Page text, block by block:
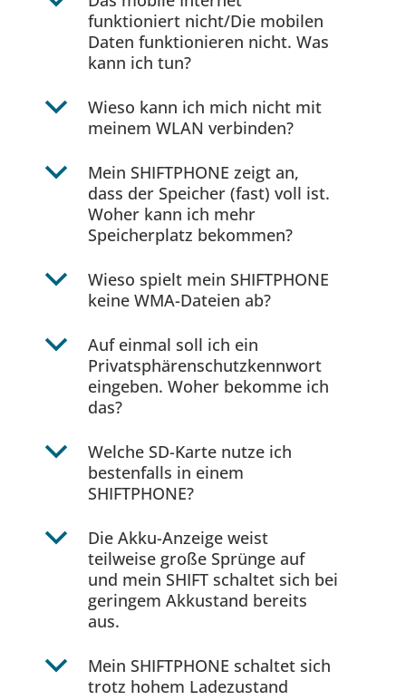
funktioniert nicht/Die mobilen
Daten funktionieren nicht. Was
kann ich tun?
b
Wieso kann ich mich nicht mit
meinem WLAN verbinden?
b
Mein SHIFTPHONE zeigt an,
dass der Speicher (fast) voll ist.
Woher kann ich mehr
Speicherplatz bekommen?
b
Wieso spielt mein SHIFTPHONE
keine WMA-Dateien ab?
b
Auf einmal soll ich ein
Privatsphärenschutzkennwort
eingeben. Woher bekomme ich
das?
b
Welche SD-Karte nutze ich
bestenfalls in einem
SHIFTPHONE?
b
Die Akku-Anzeige weist
teilweise große Sprünge auf
und mein SHIFT schaltet sich bei
geringem Akkustand bereits
aus.
b
Mein SHIFTPHONE schaltet sich
trotz hohem Ladezustand